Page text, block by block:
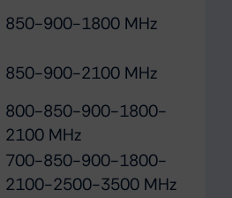
850-900-1800 MHz
850-900-2100 MHz
800-850-900-1800-
2100 MHz
700-850-900-1800-
2100-2500-3500 MHz